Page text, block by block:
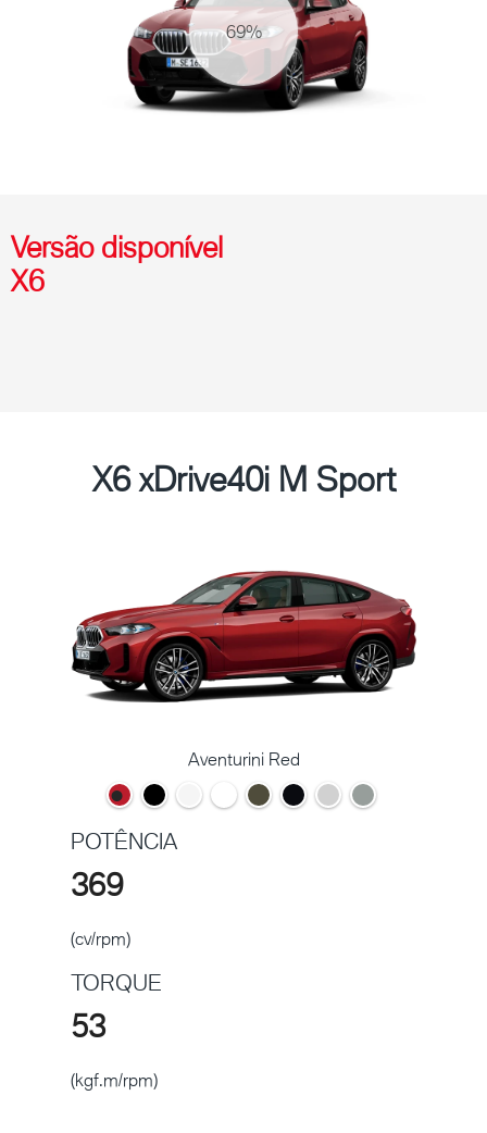
75%
Versão disponível
X6
X6 xDrive40i M Sport
Aventurini Red
POTÊNCIA
369
(cv/rpm)
TORQUE
53
(kgf.m/rpm)